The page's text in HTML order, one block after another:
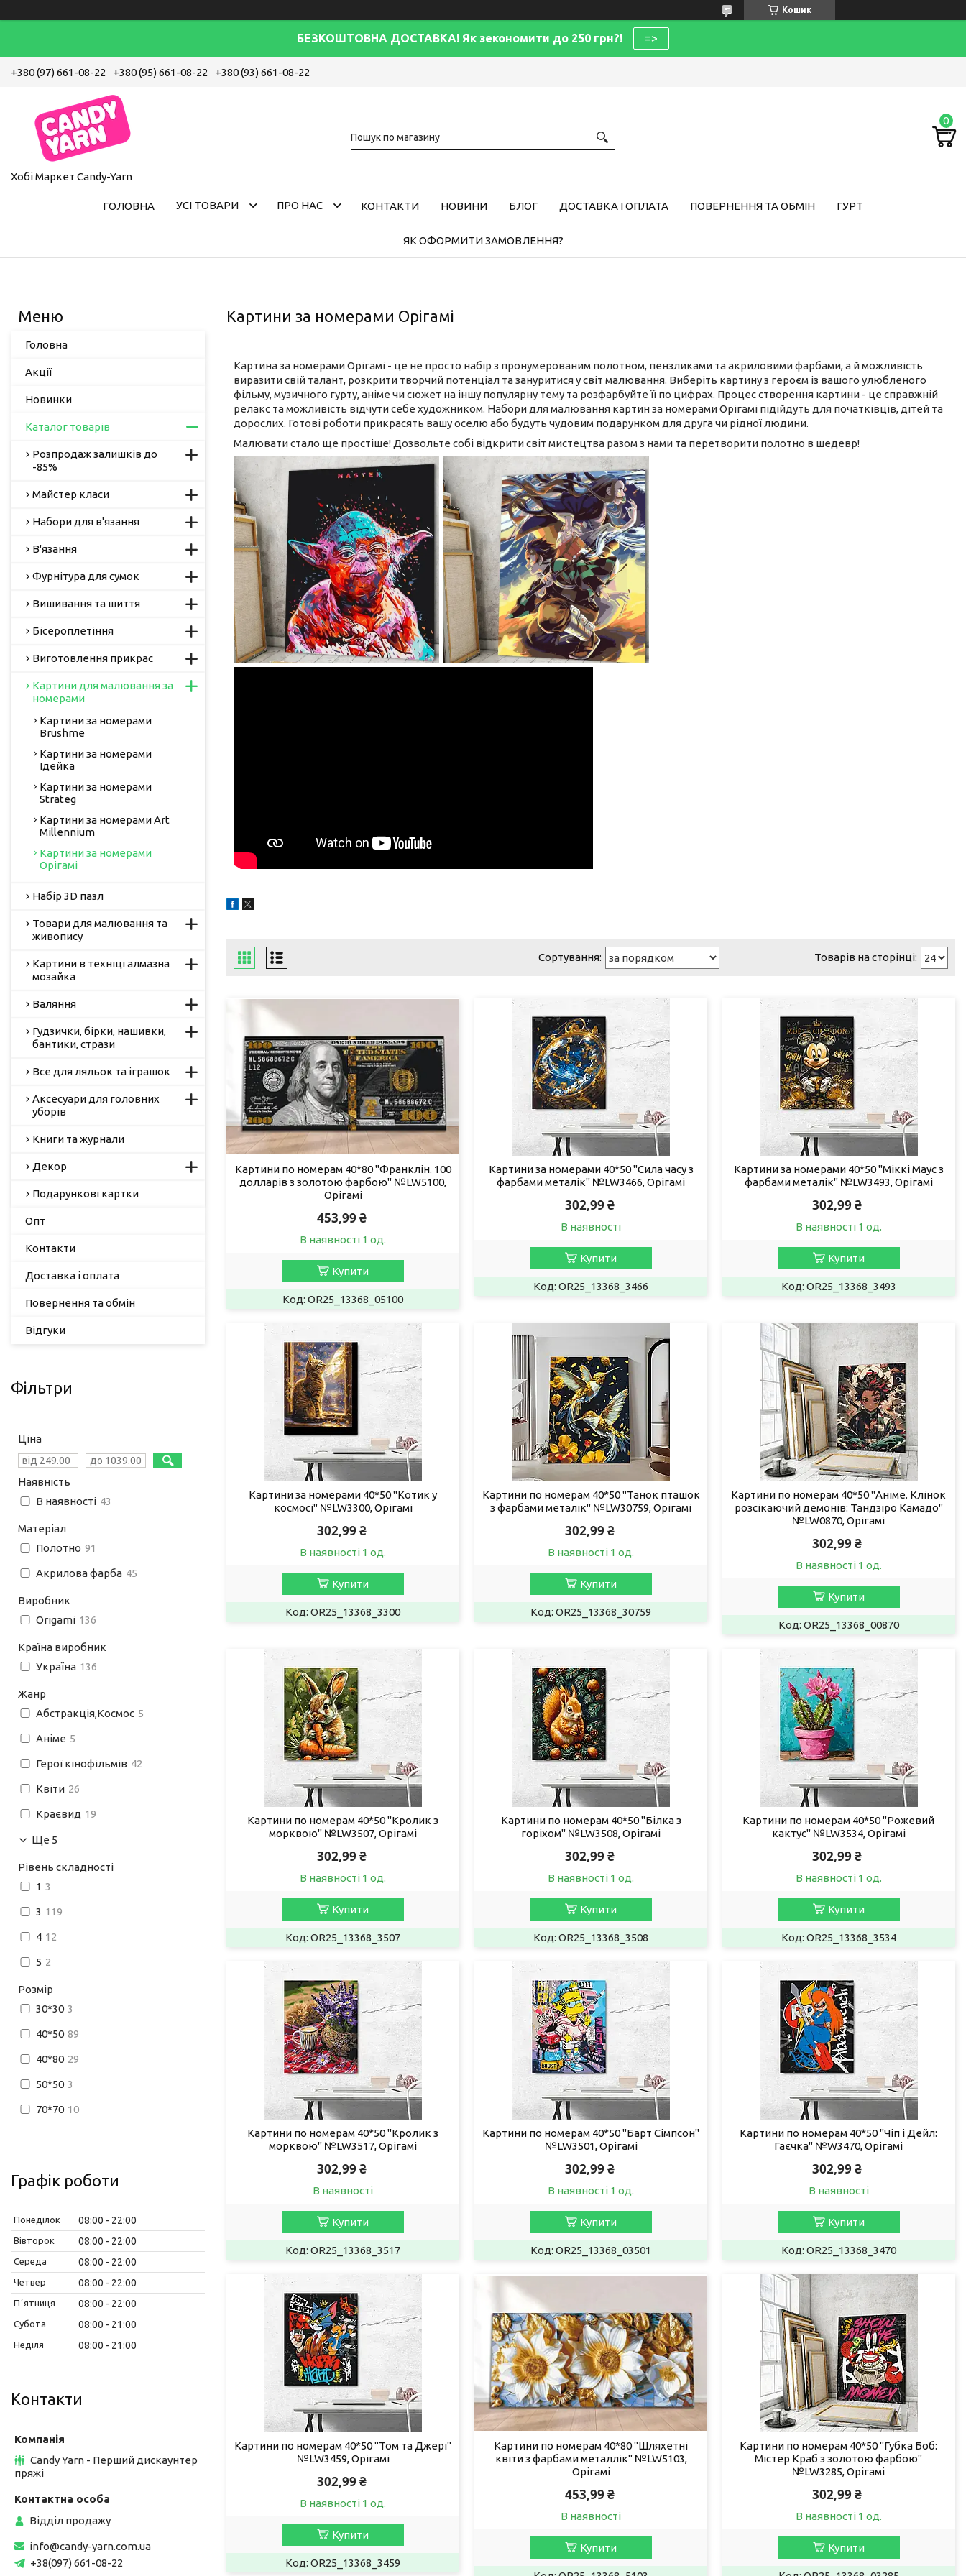
Кошик
БЕЗКОШТОВНА ДОСТАВКА! Як зекономити до 250 грн?! =>
+380 (97) 661-08-22 +380 (95) 661-08-22 +380 (93) 661-08-22
Хобі Маркет Candy-Yarn
ГОЛОВНА УСІ ТОВАРИ ПРО НАС КОНТАКТИ НОВИНИ БЛОГ ДОСТАВКА І ОПЛАТА ПОВЕРНЕННЯ ТА ОБМІН ГУРТ
ЯК ОФОРМИТИ ЗАМОВЛЕННЯ?
Картини за номерами Орігамі
Картина за номерами Орігамі - це не просто набір з пронумерованим полотном, пензликами та акриловими фарбами, а й можливість
виразити свій талант, розкрити творчий потенціал та зануритися у світ малювання. Виберіть картину з героєм із вашого улюбленого
фільму, музичного гурту, аніме чи сюжет на іншу популярну тему та розфарбуйте її по цифрах. Процес створення картини - це справжній
релакс та можливість відчути себе художником. Набори для малювання картин за номерами Орігамі підійдуть для початківців, дітей та
дорослих. Готові роботи прикрасять вашу оселю або будуть чудовим подарунком для друга чи рідної людини.
Малювати стало ще простіше! Дозвольте собі відкрити світ мистецтва разом з нами та перетворити полотно в шедевр!
Картини по номерам 40*80 "Франклін. 100
долларів з золотою фарбою" №LW5100,
Орігамі
453,99 ₴
В наявності 1 од.
Купити
OR25_13368_05100
Картини за номерами 40*50 "Сила часу з
фарбами металік" №LW3466, Орігамі
302,99 ₴
В наявності
Купити
OR25_13368_3466
Картини за номерами 40*50 "Міккі Маус з
фарбами металік" №LW3493, Орігамі
302,99 ₴
В наявності 1 од.
Купити
OR25_13368_3493
Картини за номерами 40*50 "Котик у
космосі" №LW3300, Орігамі
302,99 ₴
В наявності 1 од.
Купити
OR25_13368_3300
Картини по номерам 40*50 "Танок пташок
з фарбами металік" №LW30759, Орігамі
302,99 ₴
В наявності 1 од.
Купити
OR25_13368_30759
Картини по номерам 40*50 "Аніме. Клінок
розсікаючий демонів: Тандзіро Камадо"
№LW0870, Орігамі
302,99 ₴
В наявності 1 од.
Купити
OR25_13368_00870
Картини по номерам 40*50 "Кролик з
морквою" №LW3507, Орігамі
302,99 ₴
В наявності 1 од.
Купити
OR25_13368_3507
Картини по номерам 40*50 "Білка з
горіхом" №LW3508, Орігамі
302,99 ₴
В наявності 1 од.
Купити
OR25_13368_3508
Картини по номерам 40*50 "Рожевий
кактус" №LW3534, Орігамі
302,99 ₴
В наявності 1 од.
Купити
OR25_13368_3534
Картини по номерам 40*50 "Кролик з
морквою" №LW3517, Орігамі
302,99 ₴
В наявності
Купити
OR25_13368_3517
Картини по номерам 40*50 "Барт Сімпсон"
№LW3501, Орігамі
302,99 ₴
В наявності 1 од.
Купити
OR25_13368_03501
Картини по номерам 40*50 "Чіп і Дейл:
Гаєчка" №W3470, Орігамі
302,99 ₴
В наявності
Купити
OR25_13368_3470
Картини по номерам 40*50 "Том та Джері"
№LW3459, Орігамі
302,99 ₴
В наявності 1 од.
Купити
OR25_13368_3459
Картини по номерам 40*80 "Шляхетні
квіти з фарбами металлік" №LW5103,
Орігамі
453,99 ₴
В наявності
Купити
Картини по номерам 40*50 "Губка Боб:
Містер Краб з золотою фарбою"
№LW3285, Орігамі
302,99 ₴
В наявності 1 од.
Купити
Головна
Акції
Новинки
Каталог товарів
Розпродаж залишків до
-85%
Майстер класи
Набори для в'язання
В'язання
Фурнітура для сумок
Вишивання та шиття
Бісероплетіння
Виготовлення прикрас
Картини для малювання за
номерами
Картини за номерами
Brushme
Картини за номерами
Ідейка
Картини за номерами
Strateg
Картини за номерами Art
Millennium
Картини за номерами
Орігамі
Набір 3D пазл
Товари для малювання та
живопису
Картини в техніці алмазна
мозайка
Валяння
Гудзички, бірки, нашивки,
бантики, стрази
Все для ляльок та іграшок
Аксесуари для головних
уборів
Книги та журнали
Декор
Подарункові картки
Опт
Контакти
Доставка і оплата
Повернення та обмін
Відгуки
Фільтри
Ціна
Наявність
В наявності 43
Матеріал
Полотно 91
Акрилова фарба 45
Виробник
Origami 136
Країна виробник
Україна 136
Жанр
Абстракція,Космос 5
Аніме 5
Герої кінофільмів 42
Квіти 26
Краєвид 19
Ще 5
Рівень складності
1 3
3 119
4 12
5 2
Розмір
30*30 3
40*50 89
40*80 29
50*50 3
70*70 10
Графік роботи
Понеділок 08:00 22:00
Вівторок 08:00 22:00
Середа 08:00 22:00
Четвер 08:00 22:00
Пʼятниця 08:00 22:00
Субота 08:00 21:00
Неділя 08:00 21:00
Контакти
Candy Yarn - Перший дискаунтер
пряжі
Відділ продажу
info@candy-yarn.com.ua
+38(097) 661-08-22